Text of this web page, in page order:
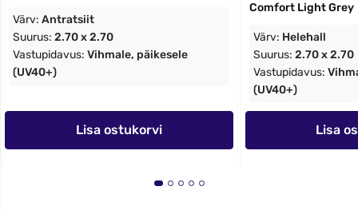
Värv: Antratsiit
Suurus: 2.70 x 2.70
Vastupidavus: Vihmale, päikesele
(UV40+)
Lisa ostukorvi
Comfort Light Grey
Värv: Helehall
Suurus: 2.70 x 2.70
Vastupidavus:
(UV40+)
Lisa